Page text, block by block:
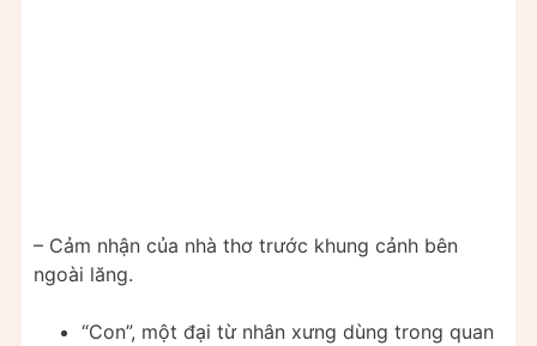
– Cảm nhận của nhà thơ trước khung cảnh bên
ngoài lăng.
“Con”, một đại từ nhân xưng dùng trong quan